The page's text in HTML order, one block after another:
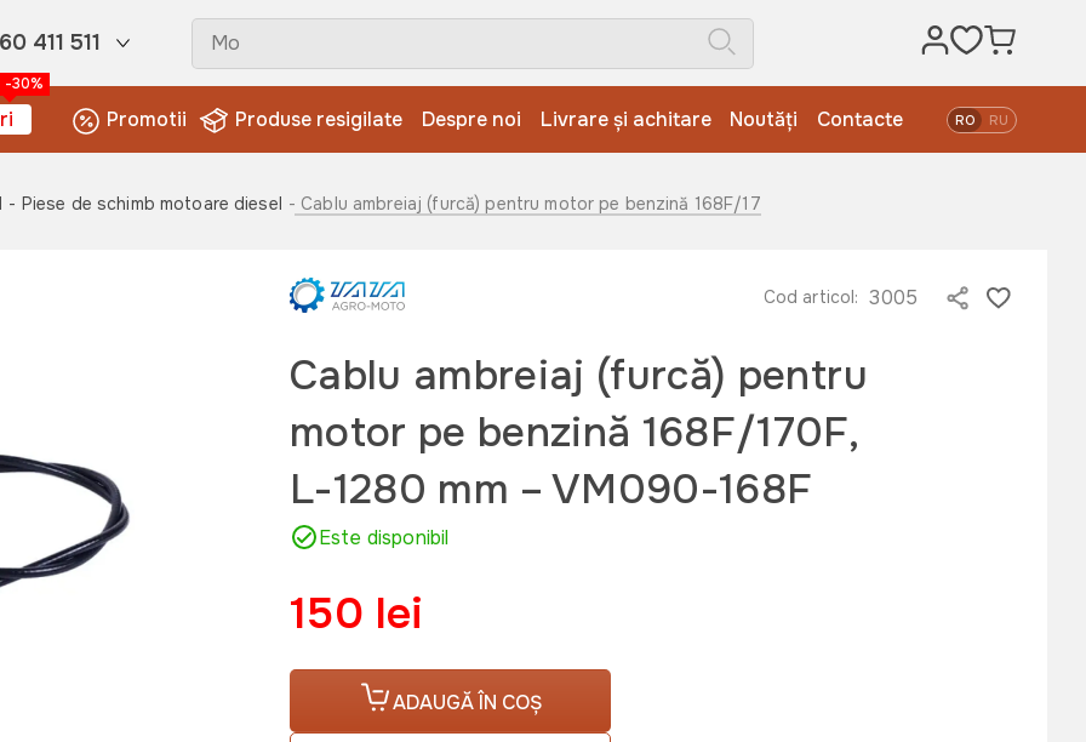
411 511
-30%
Promotii Produse resigilate Despre noi Livrare și achitare Noutăți Contacte RO RU
- Piese de schimb motoare diesel - Cablu ambreiaj (furcă) pentru motor pe benzină 168F/170F, L-1280 mm – VM090-168F
Cod articol: 3005
Cablu ambreiaj (furcă) pentru
motor pe benzină 168F/170F,
L-1280 mm – VM090-168F
Este disponibil
150 lei
ADAUGĂ ÎN COȘ